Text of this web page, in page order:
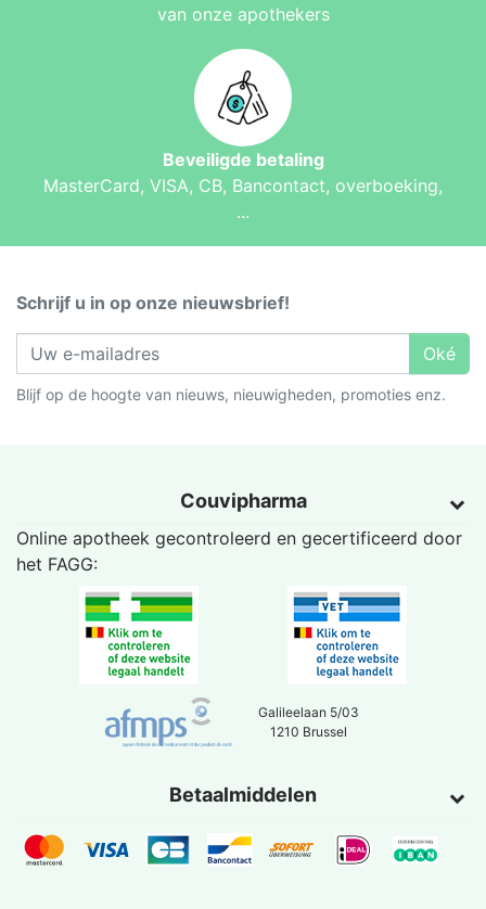
van onze apothekers
Beveiligde betaling
MasterCard, VISA, CB, Bancontact, overboeking,
...
Schrijf u in op onze nieuwsbrief!
Oké
Blijf op de hoogte van nieuws, nieuwigheden, promoties enz.
Couvipharma
Online apotheek gecontroleerd en gecertificeerd door
het FAGG:
Galileelaan 5/03
1210 Brussel
Betaalmiddelen